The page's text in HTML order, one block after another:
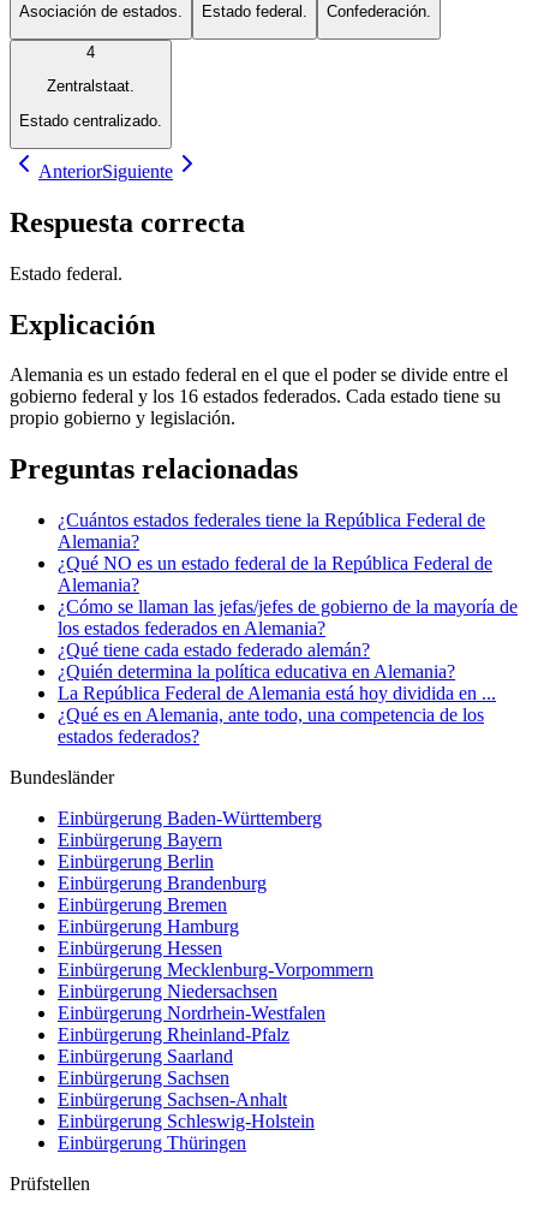
Asociación de estados.
Estado federal.
Confederación.
4
Zentralstaat.
Estado centralizado.
AnteriorSiguiente
Respuesta correcta
Estado federal.
Explicación
Alemania es un estado federal en el que el poder se divide entre el
gobierno federal y los 16 estados federados. Cada estado tiene su
propio gobierno y legislación.
Preguntas relacionadas
¿Cuántos estados federales tiene la República Federal de
Alemania?
¿Qué NO es un estado federal de la República Federal de
Alemania?
¿Cómo se llaman las jefas/jefes de gobierno de la mayoría de
los estados federados en Alemania?
¿Qué tiene cada estado federado alemán?
¿Quién determina la política educativa en Alemania?
La República Federal de Alemania está hoy dividida en ...
¿Qué es en Alemania, ante todo, una competencia de los
estados federados?
Bundesländer
Einbürgerung Baden-Württemberg
Einbürgerung Bayern
Einbürgerung Berlin
Einbürgerung Brandenburg
Einbürgerung Bremen
Einbürgerung Hamburg
Einbürgerung Hessen
Einbürgerung Mecklenburg-Vorpommern
Einbürgerung Niedersachsen
Einbürgerung Nordrhein-Westfalen
Einbürgerung Rheinland-Pfalz
Einbürgerung Saarland
Einbürgerung Sachsen
Einbürgerung Sachsen-Anhalt
Einbürgerung Schleswig-Holstein
Einbürgerung Thüringen
Prüfstellen